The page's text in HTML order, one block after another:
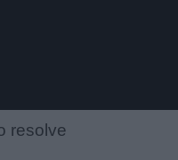
resolve